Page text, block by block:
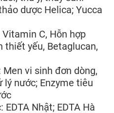
dược Helica; Yucca
C, Hỗn hợp
yếu, Betaglucan,
vi sinh đơn dòng,
lý nước; Enzyme tiêu
Nhật; EDTA Hà